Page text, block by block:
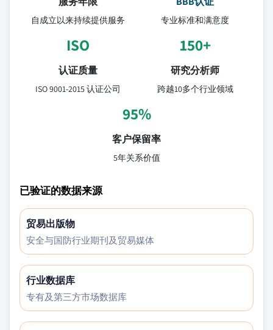
自成立以来持续提供服务 专业标准和满意度
ISO
认证质量
ISO 9001-2015 认证公司
150+
研究分析师
跨越10多个行业领域
95%
客户保留率
5年关系价值
已验证的数据来源
贸易出版物
安全与国防行业期刊及贸易媒体
行业数据库
专有及第三方市场数据库